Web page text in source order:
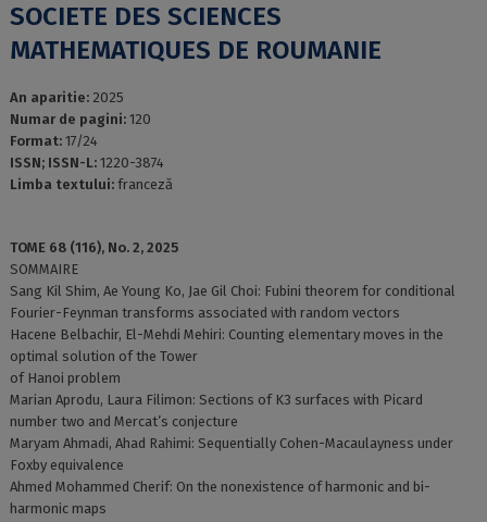
SOCIETE DES SCIENCES
MATHEMATIQUES DE ROUMANIE
An aparitie: 2025
Numar de pagini: 120
Format: 17/24
ISSN; ISSN-L: 1220-3874
Limba textului: franceză
TOME 68 (116), No. 2, 2025
SOMMAIRE
Sang Kil Shim, Ae Young Ko, Jae Gil Choi: Fubini theorem for conditional
Fourier-Feynman transforms associated with random vectors
Hacene Belbachir, El-Mehdi Mehiri: Counting elementary moves in the
optimal solution of the Tower
of Hanoi problem
Marian Aprodu, Laura Filimon: Sections of K3 surfaces with Picard
number two and Mercat’s conjecture
Maryam Ahmadi, Ahad Rahimi: Sequentially Cohen-Macaulayness under
Foxby equivalence
Ahmed Mohammed Cherif: On the nonexistence of harmonic and bi-
harmonic maps